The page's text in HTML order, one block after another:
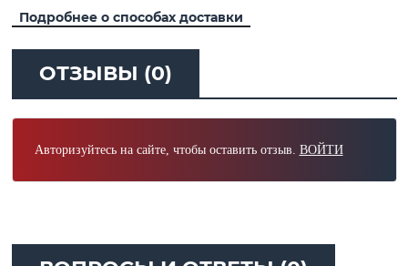
Подробнее о способах доставки
ОТЗЫВЫ (0)
Авторизуйтесь на сайте, чтобы оставить отзыв. ВОЙТИ